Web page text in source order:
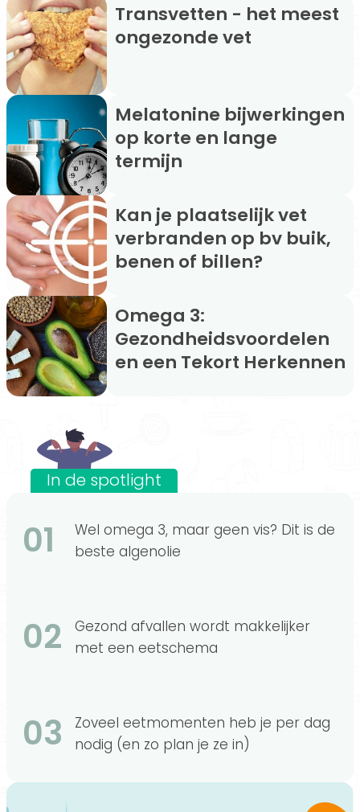
Transvetten - het meest
ongezonde vet
Melatonine bijwerkingen
op korte en lange
termijn
Kan je plaatselijk vet
verbranden op bv buik,
benen of billen?
Omega 3:
Gezondheidsvoordelen
en een Tekort Herkennen
In de spotlight
01
Wel omega 3, maar geen vis? Dit is de
beste algenolie
02
Gezond afvallen wordt makkelijker
met een eetschema
03
Zoveel eetmomenten heb je per dag
nodig (en zo plan je ze in)